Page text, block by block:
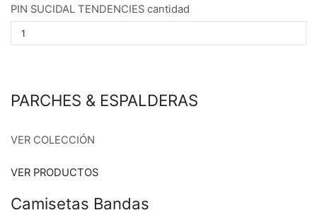
PIN SUCIDAL TENDENCIES cantidad
PARCHES & ESPALDERAS
VER COLECCIÓN
VER PRODUCTOS
Camisetas Bandas